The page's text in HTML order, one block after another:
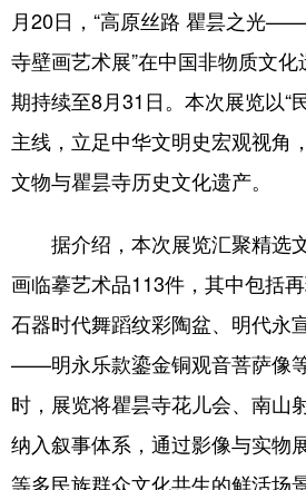
月20日，“高原丝路 瞿昙之光
寺壁画艺术展”在中国非物质文
期持续至8月31日。本次展览以“
主线，立足中华文明史宏观视角
文物与瞿昙寺历史文化遗产。
据介绍，本次展览汇聚精选
画临摹艺术品113件，其中包括
石器时代舞蹈纹彩陶盆、明代永
——明永乐款鎏金铜观音菩萨像
时，展览将瞿昙寺花儿会、南山
纳入叙事体系，通过影像与实物
等多民族群众文化共生的鲜活场